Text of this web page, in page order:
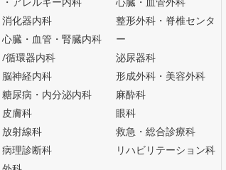
消化器内科
心臓・血管・腎臓内科
/循環器内科
脳神経内科
糖尿病・内分泌内科
皮膚科
放射線科
病理診断科
整形外科・脊椎センタ
ー
泌尿器科
形成外科・美容外科
麻酔科
眼科
救急・総合診療科
リハビリテーション科